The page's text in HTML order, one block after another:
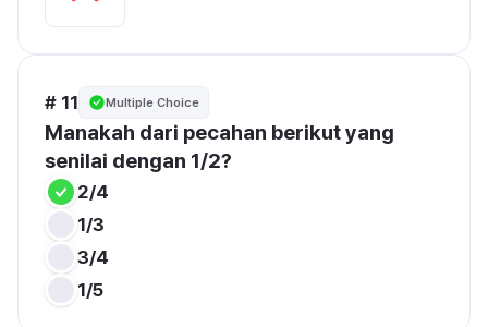
# 11 Multiple Choice
Manakah dari pecahan berikut yang
senilai dengan 1/2?
2/4
1/3
3/4
1/5